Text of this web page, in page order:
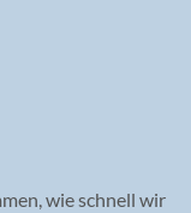
wie schnell wir